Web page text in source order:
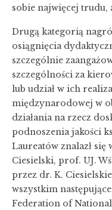
sobie najwięcej trudu,
Drugą kategorią
osiągnięcia
szczególnie
szczególności za
lub udział w ich
międzynarodowej w
działania na rzecz
podnoszenia jakości
Laureatów znalazł
Ciesielski, prof. UJ.
przez dr. K.
wszystkim
Federation of